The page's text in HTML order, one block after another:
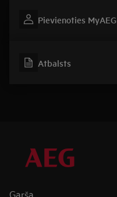
Pievienoties MyAEG
Atbalsts
Garša